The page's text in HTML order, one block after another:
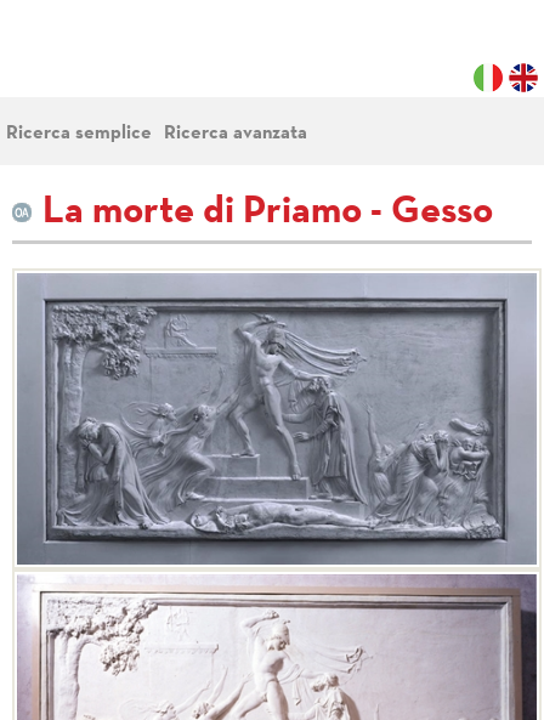
Ricerca semplice Ricerca avanzata
La morte di Priamo - Gesso